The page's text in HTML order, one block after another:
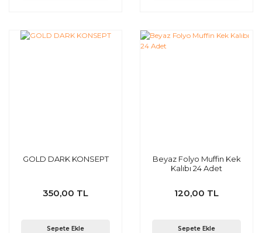
GOLD DARK KONSEPT
350,00 TL
Sepete Ekle
Beyaz Folyo Muffin Kek
Kalıbı 24 Adet
120,00 TL
Sepete Ekle